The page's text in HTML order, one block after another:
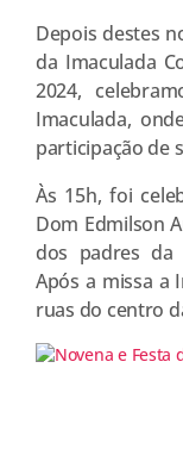
Depois destes
da Imaculada
2024,
Imaculada,
participação de
Às 15h, foi
Dom Edmilson
dos padres da
Após a missa a
ruas do centro